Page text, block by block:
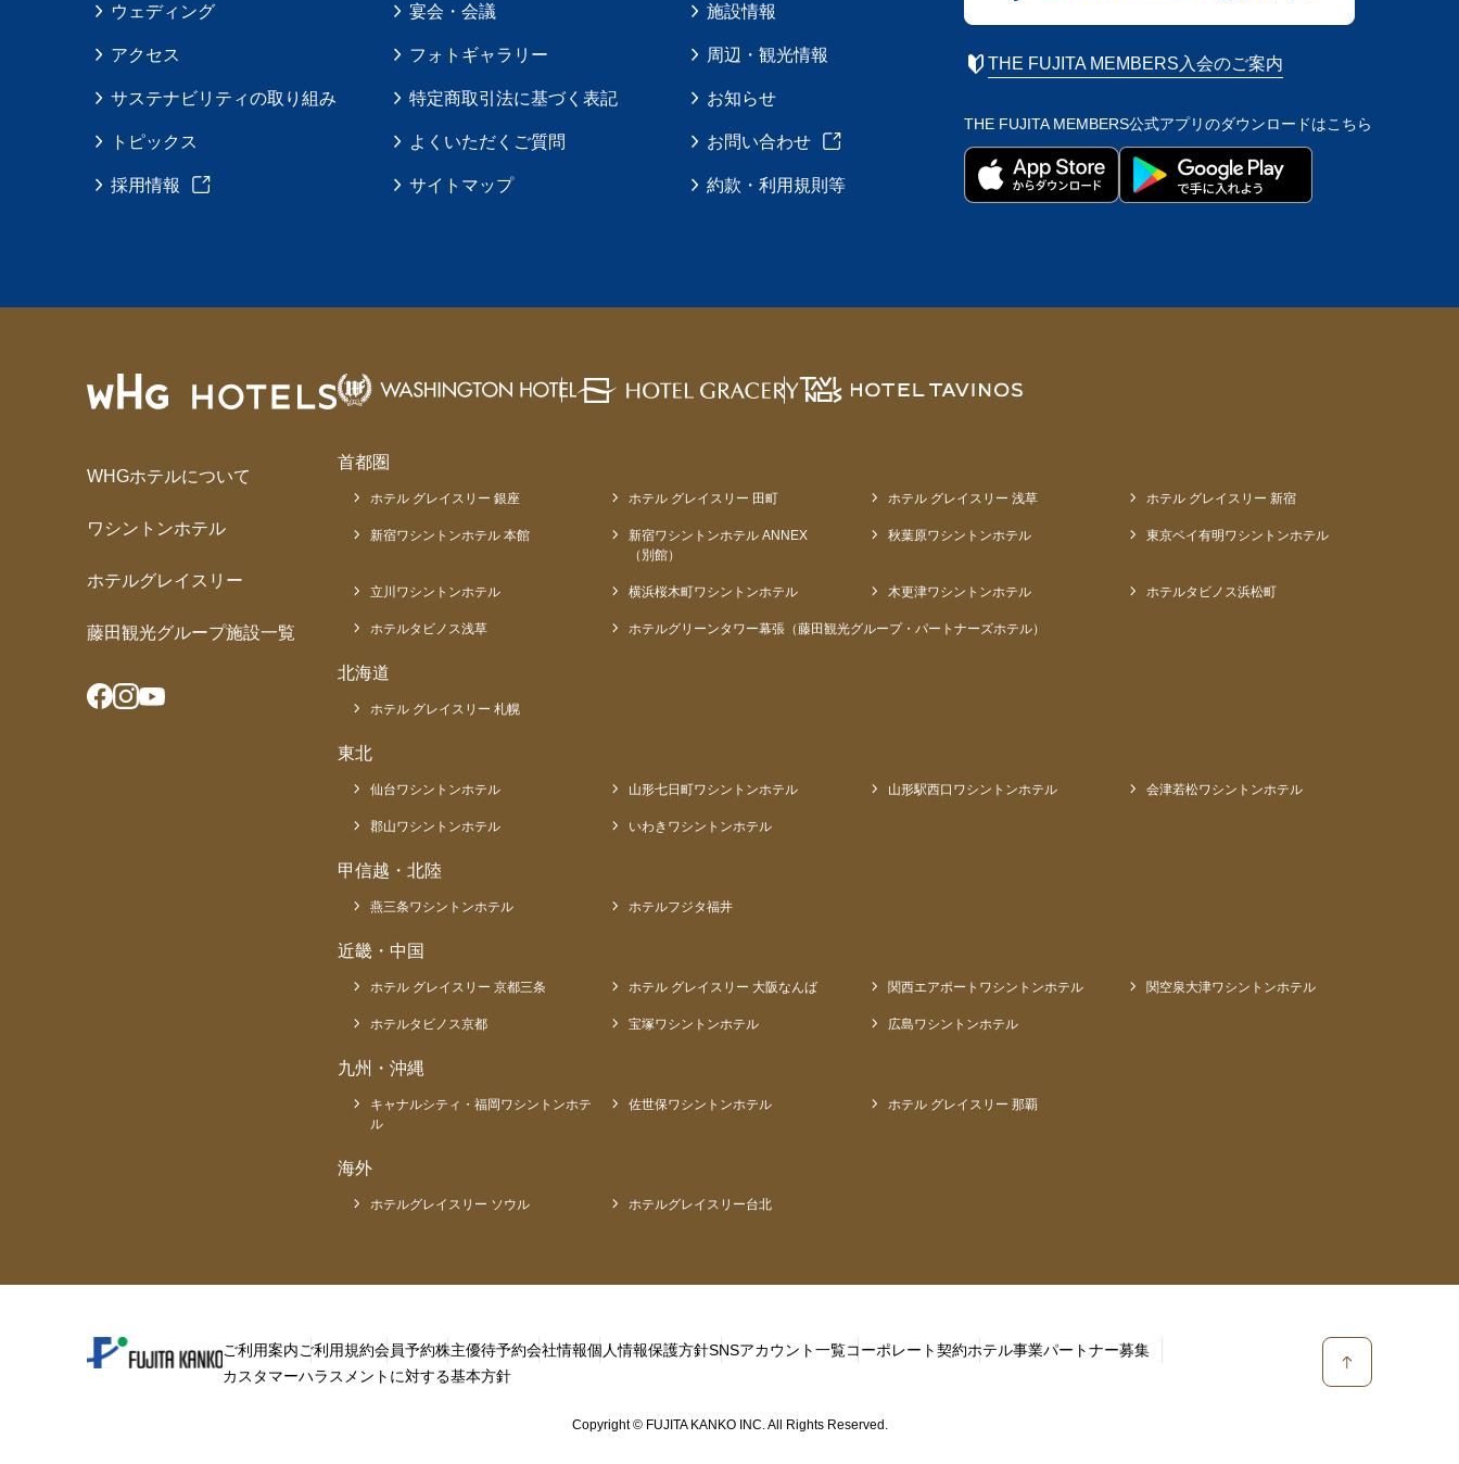
ウェディング 宴会・会議 施設情報
アクセス フォトギャラリー 周辺・観光情報
サステナビリティの取り組み 特定商取引法に基づく表記 お知らせ
トピックス よくいただくご質問 お問い合わせ
採用情報 サイトマップ 約款・利用規則等
THE FUJITA MEMBERS入会のご案内
THE FUJITA MEMBERS公式アプリのダウンロードはこちら
WHGホテルについて
ワシントンホテル
ホテルグレイスリー
藤田観光グループ施設一覧
首都圏
ホテル グレイスリー 銀座 ホテル グレイスリー 田町 ホテル グレイスリー 浅草 ホテル グレイスリー 新宿
新宿ワシントンホテル 本館
新宿ワシントンホテル ANNEX
（別館）
秋葉原ワシントンホテル 東京ベイ有明ワシントンホテル
立川ワシントンホテル 横浜桜木町ワシントンホテル 木更津ワシントンホテル ホテルタビノス浜松町
ホテルタビノス浅草 ホテルグリーンタワー幕張（藤田観光グループ・パートナーズホテル）
北海道
ホテル グレイスリー 札幌
東北
仙台ワシントンホテル 山形七日町ワシントンホテル 山形駅西口ワシントンホテル 会津若松ワシントンホテル
郡山ワシントンホテル いわきワシントンホテル
甲信越・北陸
燕三条ワシントンホテル ホテルフジタ福井
近畿・中国
ホテル グレイスリー 京都三条 ホテル グレイスリー 大阪なんば 関西エアポートワシントンホテル 関空泉大津ワシントンホテル
ホテルタビノス京都 宝塚ワシントンホテル 広島ワシントンホテル
九州・沖縄
キャナルシティ・福岡ワシントンホテ
ル
佐世保ワシントンホテル ホテル グレイスリー 那覇
海外
ホテルグレイスリー ソウル ホテルグレイスリー台北
ご利用案内ご利用規約会員予約株主優待予約会社情報個人情報保護方針SNSアカウント一覧コーポレート契約ホテル事業パートナー募集
カスタマーハラスメントに対する基本方針
Copyright © FUJITA KANKO INC. All Rights Reserved.